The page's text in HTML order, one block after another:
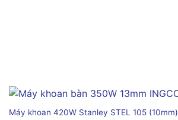
Máy khoan 420W Stanley STEL 105 (10mm)